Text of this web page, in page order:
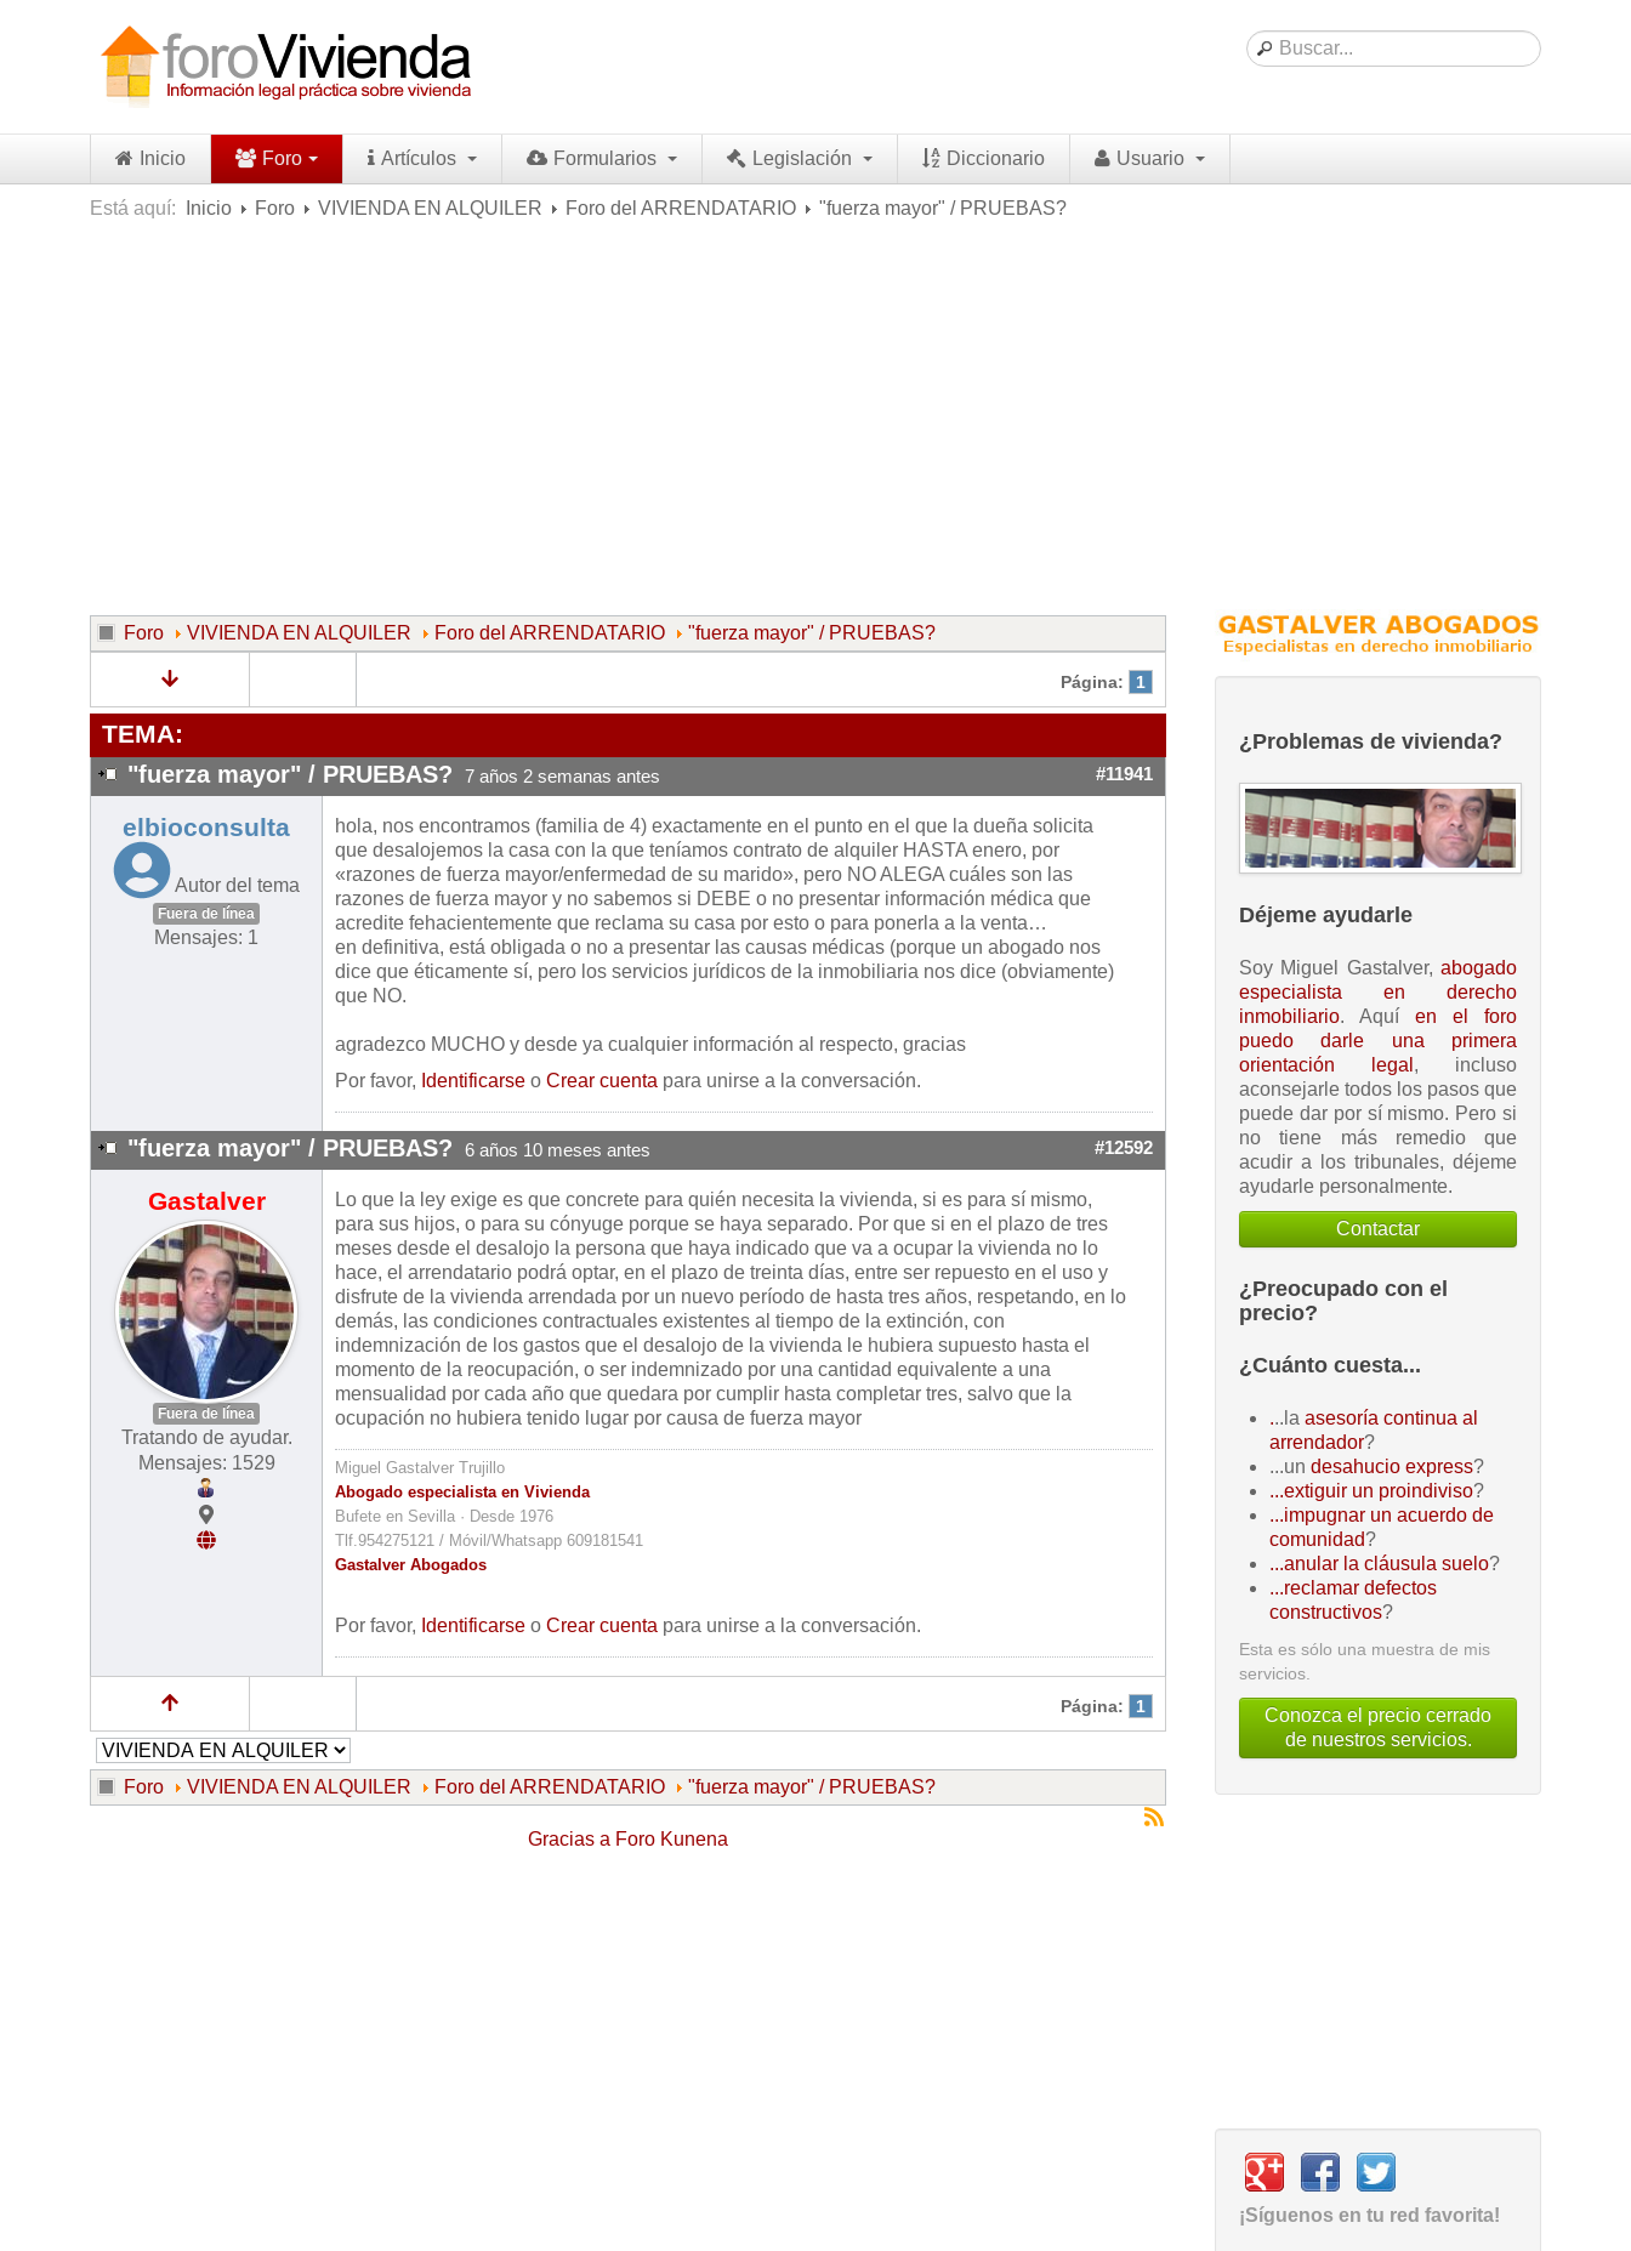
Inicio Foro Artículos Formularios Legislación Diccionario Usuario
Está aquí: Inicio Foro VIVIENDA EN ALQUILER Foro del ARRENDATARIO "fuerza mayor" / PRUEBAS?
Foro VIVIENDA EN ALQUILER Foro del ARRENDATARIO "fuerza mayor" / PRUEBAS?
Página: 1
TEMA:
"fuerza mayor" / PRUEBAS? 7 años 2 semanas antes #11941
elbioconsulta
Autor del tema
Fuera de línea
Mensajes: 1
hola, nos encontramos (familia de 4) exactamente en el punto en el que la dueña solicita
que desalojemos la casa con la que teníamos contrato de alquiler HASTA enero, por
«razones de fuerza mayor/enfermedad de su marido», pero NO ALEGA cuáles son las
razones de fuerza mayor y no sabemos si DEBE o no presentar información médica que
acredite fehacientemente que reclama su casa por esto o para ponerla a la venta…
en definitiva, está obligada o no a presentar las causas médicas (porque un abogado nos
dice que éticamente sí, pero los servicios jurídicos de la inmobiliaria nos dice (obviamente)
que NO.
agradezco MUCHO y desde ya cualquier información al respecto, gracias
Por favor, Identificarse o Crear cuenta para unirse a la conversación.
"fuerza mayor" / PRUEBAS? 6 años 10 meses antes #12592
Gastalver
Fuera de línea
Tratando de ayudar.
Mensajes: 1529
Lo que la ley exige es que concrete para quién necesita la vivienda, si es para sí mismo,
para sus hijos, o para su cónyuge porque se haya separado. Por que si en el plazo de tres
meses desde el desalojo la persona que haya indicado que va a ocupar la vivienda no lo
hace, el arrendatario podrá optar, en el plazo de treinta días, entre ser repuesto en el uso y
disfrute de la vivienda arrendada por un nuevo período de hasta tres años, respetando, en lo
demás, las condiciones contractuales existentes al tiempo de la extinción, con
indemnización de los gastos que el desalojo de la vivienda le hubiera supuesto hasta el
momento de la reocupación, o ser indemnizado por una cantidad equivalente a una
mensualidad por cada año que quedara por cumplir hasta completar tres, salvo que la
ocupación no hubiera tenido lugar por causa de fuerza mayor
Miguel Gastalver Trujillo
Abogado especialista en Vivienda
Bufete en Sevilla · Desde 1976
Tlf.954275121 / Móvil/Whatsapp 609181541
Gastalver Abogados
Por favor, Identificarse o Crear cuenta para unirse a la conversación.
Página: 1
Foro VIVIENDA EN ALQUILER Foro del ARRENDATARIO "fuerza mayor" / PRUEBAS?
Gracias a Foro Kunena
¿Problemas de vivienda?
Déjeme ayudarle
Soy Miguel Gastalver, abogado
especialista en derecho
inmobiliario. Aquí en el foro
puedo darle una primera
orientación legal , incluso
aconsejarle todos los pasos que
puede dar por sí mismo. Pero si
no tiene más remedio que
acudir a los tribunales, déjeme
ayudarle personalmente.
Contactar
¿Preocupado con el
precio?
¿Cuánto cuesta...
...la asesoría continua al
arrendador?
...un desahucio express?
...extiguir un proindiviso?
...impugnar un acuerdo de
comunidad?
...anular la cláusula suelo?
...reclamar defectos
constructivos?
Esta es sólo una muestra de mis
servicios.
Conozca el precio cerrado
de nuestros servicios.
¡Síguenos en tu red favorita!